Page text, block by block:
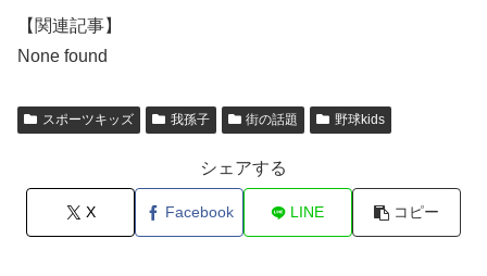
【関連記事】
None found
スポーツキッズ 我孫子 街の話題 野球kids
シェアする
X Facebook LINE コピー